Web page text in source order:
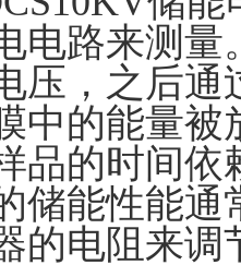
电路来测
压，之后通
中的能量
品的时间
储能性能
的电阻来